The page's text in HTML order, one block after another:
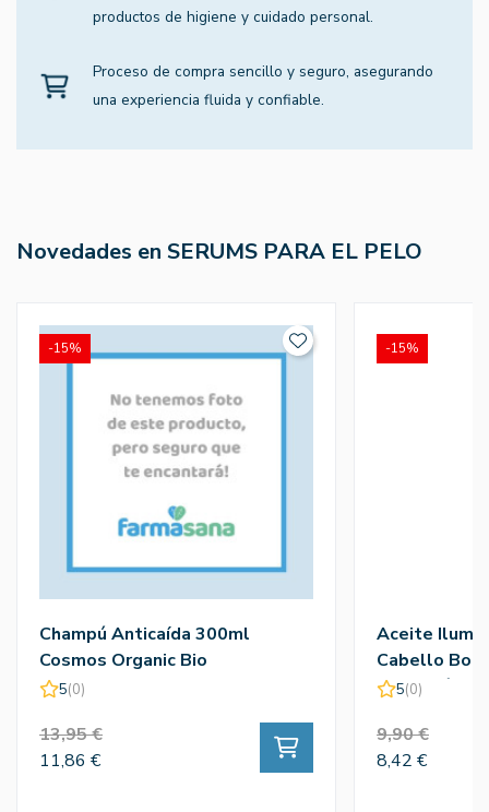
productos de higiene y cuidado personal.
Proceso de compra sencillo y seguro, asegurando
una experiencia fluida y confiable.
Novedades en SERUMS PARA EL PELO
Champú Anticaída 300ml
Cosmos Organic Bio
5(0)
13,95 €
11,86 €
-15%
Aceite
Cabello
Camaleón
5(0)
9,90 €
8,42 €
-15%